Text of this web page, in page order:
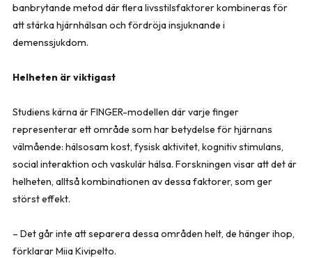
banbrytande metod där flera livsstilsfaktorer kombineras för
att stärka hjärnhälsan och fördröja insjuknande i
demenssjukdom.
Helheten är viktigast
Studiens kärna är FINGER-modellen där varje finger
representerar ett område som har betydelse för hjärnans
välmående: hälsosam kost, fysisk aktivitet, kognitiv stimulans,
social interaktion och vaskulär hälsa. Forskningen visar att det är
helheten, alltså kombinationen av dessa faktorer, som ger
störst effekt.
– Det går inte att separera dessa områden helt, de hänger ihop,
förklarar Miia Kivipelto.